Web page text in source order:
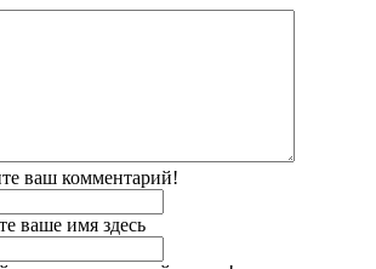
ваш комментарий!
ваше имя здесь